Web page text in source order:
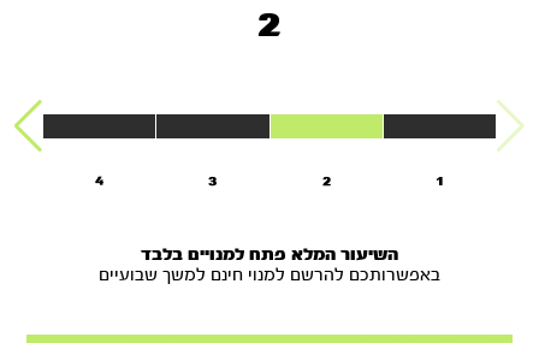
2
1
2
3
4
השיעור המלא פתח למנויים בלבד
באפשרותכם להרשם למנוי חינם למשך שבועיים